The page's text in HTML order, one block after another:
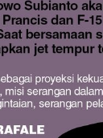
Berbahaya